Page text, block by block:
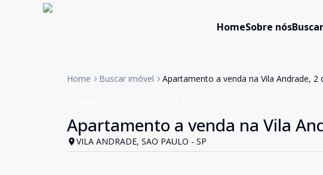
HomeSobre nós
Home Buscar imóvel Apartamento a venda na Vila Andrade, 2
Apartamento a venda na Vila
VILA ANDRADE, SAO PAULO - SP